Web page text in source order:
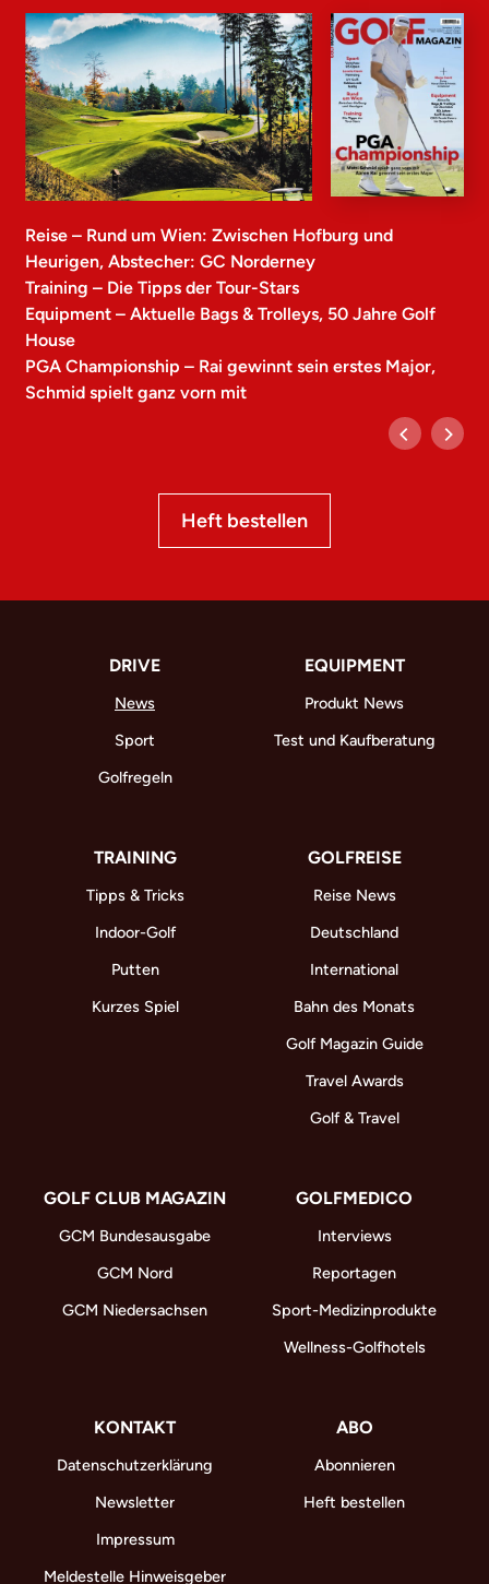
Reise – Rund um Wien: Zwischen Hofburg und
Heurigen, Abstecher: GC Norderney
Training – Die Tipps der Tour-Stars
Equipment – Aktuelle Bags & Trolleys, 50 Jahre Golf
House
PGA Championship – Rai gewinnt sein erstes Major,
Schmid spielt ganz vorn mit
Heft bestellen
DRIVE
News
Sport
Golfregeln
EQUIPMENT
Produkt News
Test und Kaufberatung
TRAINING
Tipps & Tricks
Indoor-Golf
Putten
Kurzes Spiel
GOLFREISE
Reise News
Deutschland
International
Bahn des Monats
Golf Magazin Guide
Travel Awards
Golf & Travel
GOLF CLUB MAGAZIN
GCM Bundesausgabe
GCM Nord
GCM Niedersachsen
GOLFMEDICO
Interviews
Reportagen
Sport-Medizinprodukte
Wellness-Golfhotels
KONTAKT
Datenschutzerklärung
Newsletter
Impressum
Meldestelle Hinweisgeber
ABO
Abonnieren
Heft bestellen